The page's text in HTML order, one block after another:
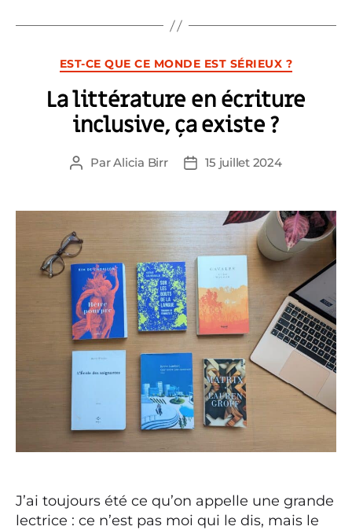
Catégories
EST-CE QUE CE MONDE EST SÉRIEUX ?
La littérature en écriture
inclusive, ça existe ?
Auteur
ParAlicia Birr
Date15 juillet 2024
J’ai toujours été ce qu’on appelle une grande
lectrice : ce n’est pas moi qui le dis, mais le